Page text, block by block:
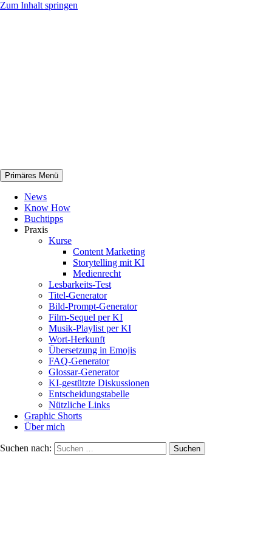
Zum Inhalt springen
netknowhow
Primäres Menü
News
Know How
Buchtipps
Praxis
Kurse
Content Marketing
Storytelling mit KI
Medienrecht
Lesbarkeits-Test
Titel-Generator
Bild-Prompt-Generator
Film-Sequel per KI
Musik-Playlist per KI
Wort-Herkunft
Übersetzung in Emojis
FAQ-Generator
Glossar-Generator
KI-gestützte Diskussionen
Entscheidungstabelle
Nützliche Links
Graphic Shorts
Über mich
Suchen nach: